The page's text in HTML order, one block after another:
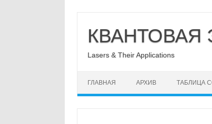
содержимому
КВАНТОВАЯ
Lasers & Their Applications
ГЛАВНАЯ АРХИВ ТАБЛИЦА